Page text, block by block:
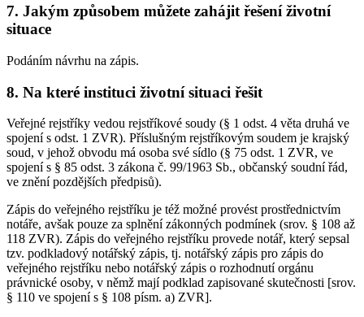
7. Jakým způsobem můžete zahájit řešení životní
situace
Podáním návrhu na zápis.
8. Na které instituci životní situaci řešit
Veřejné rejstříky vedou rejstříkové soudy (§ 1 odst. 4 věta druhá ve
spojení s odst. 1 ZVR). Příslušným rejstříkovým soudem je krajský
soud, v jehož obvodu má osoba své sídlo (§ 75 odst. 1 ZVR, ve
spojení s § 85 odst. 3 zákona č. 99/1963 Sb., občanský soudní řád,
ve znění pozdějších předpisů).
Zápis do veřejného rejstříku je též možné provést prostřednictvím
notáře, avšak pouze za splnění zákonných podmínek (srov. § 108 až
118 ZVR). Zápis do veřejného rejstříku provede notář, který sepsal
tzv. podkladový notářský zápis, tj. notářský zápis pro zápis do
veřejného rejstříku nebo notářský zápis o rozhodnutí orgánu
právnické osoby, v němž mají podklad zapisované skutečnosti [srov.
§ 110 ve spojení s § 108 písm. a) ZVR].